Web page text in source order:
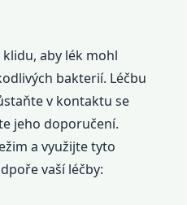
aby lék mohl
bakterií. Léčbu
v kontaktu se
jeho doporučení.
a využijte tyto
vaší léčby: